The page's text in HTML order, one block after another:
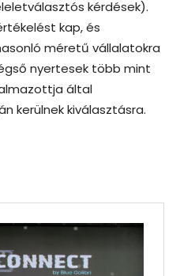
kérdések).
kap, és
méretű vállalatokra
nyertesek több mint
által
kerülnek kiválasztásra.